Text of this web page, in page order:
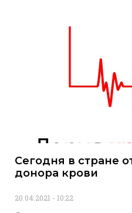
Сегодня в стране
донора крови
20.04.2021 10:22